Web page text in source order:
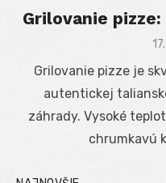
Grilovanie
Grilovanie pizze je
autentickej
záhrady. Vysoké
chrumkavú